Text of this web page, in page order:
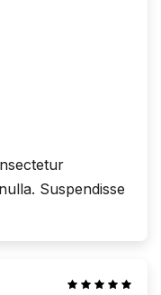
Suspendisse